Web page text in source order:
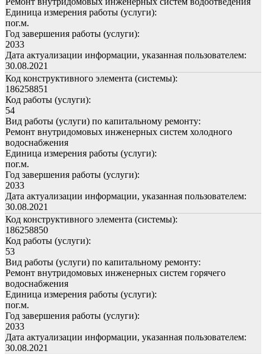
Единица измерения работы (услуги):
пог.м.
Год завершения работы (услуги):
2033
Дата актуализации информации, указанная пользователем:
30.08.2021
Код конструктивного элемента (системы):
186258851
Код работы (услуги):
54
Вид работы (услуги) по капитальному ремонту:
Ремонт внутридомовых инженерных систем холодного
водоснабжения
Единица измерения работы (услуги):
пог.м.
Год завершения работы (услуги):
2033
Дата актуализации информации, указанная пользователем:
30.08.2021
Код конструктивного элемента (системы):
186258850
Код работы (услуги):
53
Вид работы (услуги) по капитальному ремонту:
Ремонт внутридомовых инженерных систем горячего
водоснабжения
Единица измерения работы (услуги):
пог.м.
Год завершения работы (услуги):
2033
Дата актуализации информации, указанная пользователем:
30.08.2021